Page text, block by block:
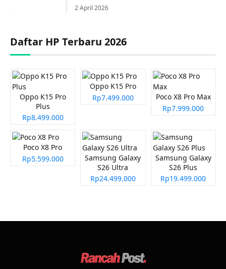
2 April 2026
Daftar HP Terbaru 2026
Oppo K15 Pro
Plus
Rp8.499.000
Oppo K15 Pro
Rp7.499.000
Poco X8 Pro Max
Rp7.999.000
Poco X8 Pro
Rp5.599.000
Samsung Galaxy
S26 Ultra
Rp24.499.000
Samsung Galaxy
S26 Plus
Rp19.499.000